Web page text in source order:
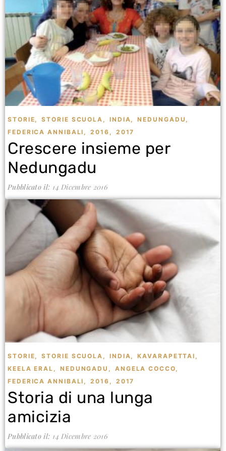
STORIE, STORIE SCUOLA , INDIA, NEDUNGADU ,
FEDERICA ANNIBALI , 2016 , 2017
Crescere insieme per
Nedungadu
Pubblicato il: 14 Dicembre 2016
STORIE, STORIE SCUOLA , INDIA, KAVARAPETTAI ,
KEELA ERAL , NEDUNGADU , ANGELA COCCO,
FEDERICA ANNIBALI , 2016 , 2017
Storia di una lunga
amicizia
Pubblicato il: 14 Dicembre 2016